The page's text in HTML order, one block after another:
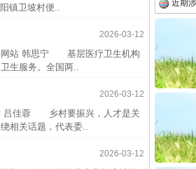
镇卫坡村便..
2026-03-12
站 韩思宁 基层医疗卫生机构
生服务。全国两..
2026-03-12
佳蓉 乡村要振兴，人才是关
相关话题，代表委..
2026-03-12
半生
杨天
传销
中方
中国
条伤亲情 巡回调解促和解..